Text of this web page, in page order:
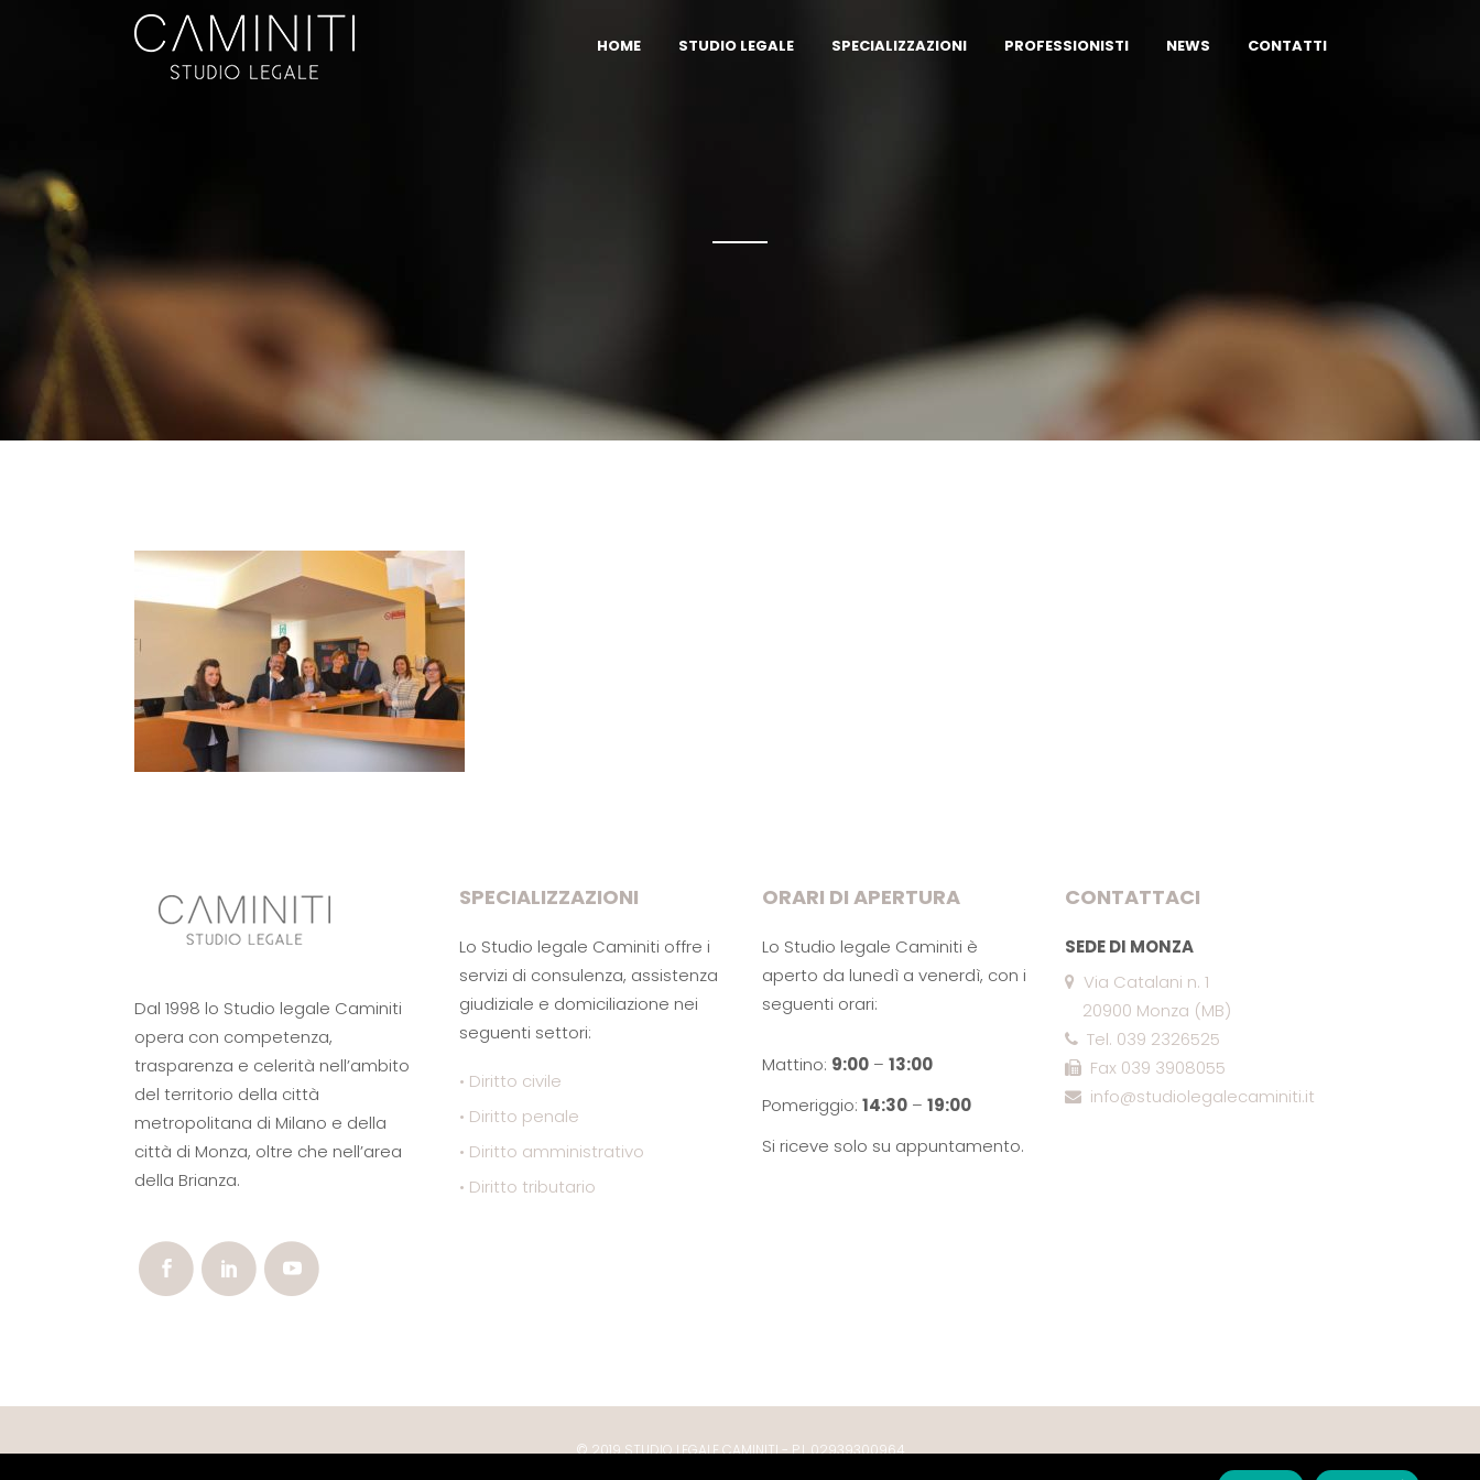
HOME STUDIO LEGALE SPECIALIZZAZIONI PROFESSIONISTI NEWS CONTATTI
Dal 1998 lo Studio legale Caminiti
opera con competenza,
trasparenza e celerità nell’ambito
del territorio della città
metropolitana di Milano e della
città di Monza, oltre che nell’area
della Brianza.
SPECIALIZZAZIONI
Lo Studio legale Caminiti offre i
servizi di consulenza, assistenza
giudiziale e domiciliazione nei
seguenti settori:
• Diritto civile
• Diritto penale
• Diritto amministrativo
• Diritto tributario
ORARI DI APERTURA
Lo Studio legale Caminiti è
aperto da lunedì a venerdì, con i
seguenti orari:
Mattino: 9:00 – 13:00
Pomeriggio: 14:30 – 19:00
Si riceve solo su appuntamento.
CONTATTACI
SEDE DI MONZA
Via Catalani n. 1
20900 Monza (MB)
Tel. 039 2326525
Fax 039 3908055
info@studiolegalecaminiti.it
© 2019 STUDIO LEGALE CAMINITI - P.I. 02939300964